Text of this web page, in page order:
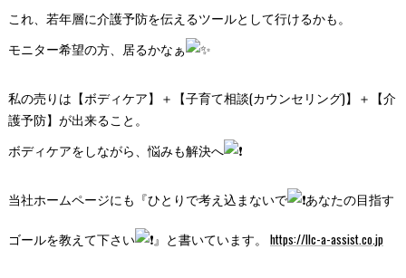
これ、若年層に介護予防を伝えるツールとして行けるかも。
モニター希望の方、居るかなぁ
私の売りは【ボディケア】＋【子育て相談(カウンセリング)】＋【介
護予防】が出来ること。
ボディケアをしながら、悩みも解決へ
当社ホームページにも『ひとりで考え込まないで あなたの目指す
ゴールを教えて下さい 』と書いています。 https://llc-a-assist.co.jp